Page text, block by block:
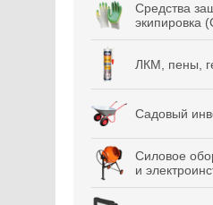
Средства
экипировка
ЛКМ, пены,
Садовый
Силовое
и